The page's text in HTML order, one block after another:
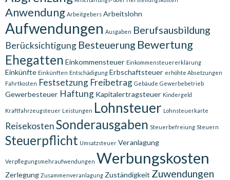
Anwendung Arbeitgebers Arbeitslohn
Aufwendungen Ausgaben Berufsausbildung
Berücksichtigung Besteuerung Bewertung
Ehegatten Einkommensteuer Einkommensteuererklärung
Einkünfte Einkünften Entschädigung Erbschaftsteuer erhöhte Absetzungen
Fahrtkosten Festsetzung Freibetrag Gebäude Gewerbebetrieb
Gewerbesteuer Haftung Kapitalertragsteuer Kindergeld
Kraftfahrzeugsteuer Leistungen Lohnsteuer Lohnsteuerkarte
ReisekostenSonderausgaben Steuerbefreiung Steuern
Steuerpflicht Umsatzsteuer Veranlagung
Verpflegungsmehraufwendungen Werbungskosten
Zerlegung Zusammenveranlagung Zuständigkeit Zuwendungen